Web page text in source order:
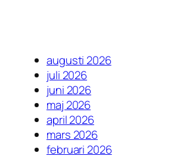
augusti 2026
juli 2026
juni 2026
maj 2026
april 2026
mars 2026
februari 2026